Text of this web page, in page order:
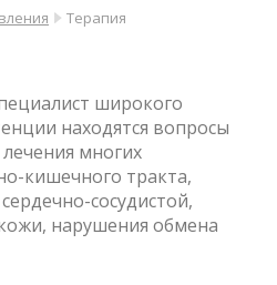
Терапия
широкого
находятся вопросы
многих
кишечного тракта,
сосудистой,
нарушения обмена